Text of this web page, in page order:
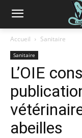
Accueil Sanitaire
Sanitaire
L’OIE
abeilles